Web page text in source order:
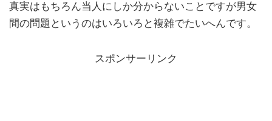
真実はもちろん当人にしか分からないことですが男女
間の問題というのはいろいろと複雑でたいへんです。
スポンサーリンク